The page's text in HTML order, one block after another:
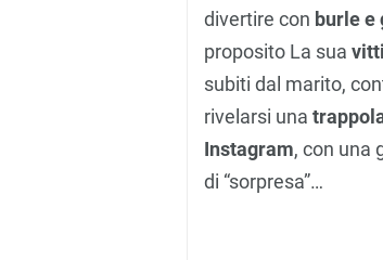
divertire con burle e
proposito La sua
subiti dal marito,
rivelarsi una
Instagram, con una
di “sorpresa”…